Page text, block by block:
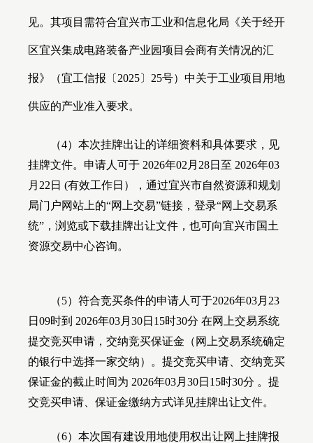
见。其项目需符合宜兴市工业和信息化局《关于经开
区宜兴集成电路装备产业园项目会商有关情况的汇
报》（宜工信报〔 2025〕 25号）中关于工业项目用地
供应的产业准入要求。
（4）本次挂牌出让的详细资料和具体要求，见
挂牌文件。申请人可于 2026年02 月 28日至 2026年03
月 22 日 (有效工作日），通过宜兴市自然资源和规划
局门户网站上的“网上交易”链接，登录“网上交易系
统”，浏览或下载挂牌出让文件，也可向宜兴市国土
资源交易中心咨询。
（5）符合竞买条件的申请人可于2026年03月 23
日 09时到 2026年03月 30日 15时30分 在网上交易系统
提交竞买申请，交纳竞买保证金（网上交易系统确定
的银行中选择一家交纳）。提交竞买申请、交纳竞买
保证金的截止时间为 2026年03月 30日 15时30分 。提
交竞买申请、保证金缴纳方式详见挂牌出让文件。
（6）本次国有建设用地使用权出让网上挂牌报